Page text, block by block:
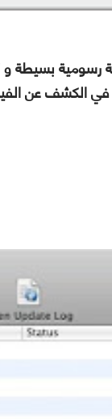
رسومية بسيطة و
الكشف عن